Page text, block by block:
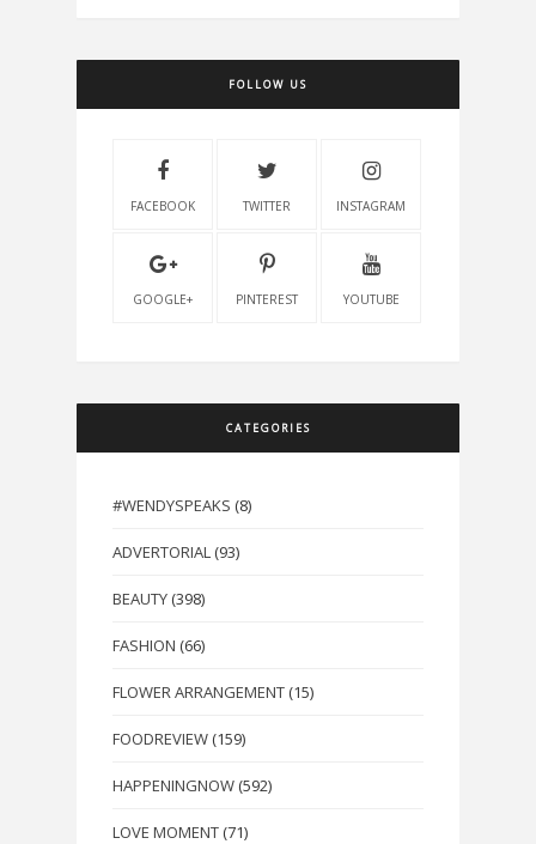
FOLLOW US
FACEBOOK TWITTER INSTAGRAM
GOOGLE+ PINTEREST YOUTUBE
CATEGORIES
#WENDYSPEAKS (8)
ADVERTORIAL (93)
BEAUTY (398)
FASHION (66)
FLOWER ARRANGEMENT (15)
FOODREVIEW (159)
HAPPENINGNOW (592)
LOVE MOMENT (71)